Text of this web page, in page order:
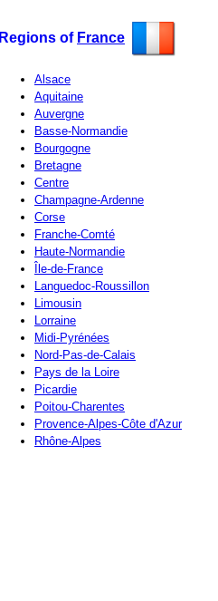
Regions of France
Alsace
Aquitaine
Auvergne
Basse-Normandie
Bourgogne
Bretagne
Centre
Champagne-Ardenne
Corse
Franche-Comté
Haute-Normandie
Île-de-France
Languedoc-Roussillon
Limousin
Lorraine
Midi-Pyrénées
Nord-Pas-de-Calais
Pays de la Loire
Picardie
Poitou-Charentes
Provence-Alpes-Côte d'Azur
Rhône-Alpes